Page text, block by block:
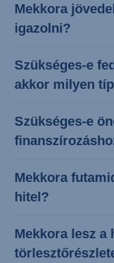
Mekkora
igazolni?
Szükséges-e
akkor milyen
Szükséges-e
Mekkora
hitel?
Mekkora lesz a